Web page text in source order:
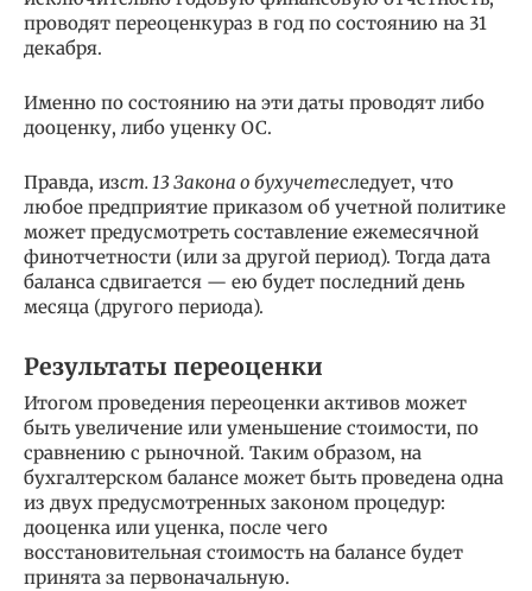
проводят переоценкураз в год по состоянию на 31
декабря.
Именно по состоянию на эти даты проводят либо
дооценку, либо уценку ОС.
Правда, изст. 13 Закона о бухучетеследует, что
любое предприятие приказом об учетной политике
может предусмотреть составление ежемесячной
финотчетности (или за другой период). Тогда дата
баланса сдвигается — ею будет последний день
месяца (другого периода).
Результаты переоценки
Итогом проведения переоценки активов может
быть увеличение или уменьшение стоимости, по
сравнению с рыночной. Таким образом, на
бухгалтерском балансе может быть проведена одна
из двух предусмотренных законом процедур:
дооценка или уценка, после чего
восстановительная стоимость на балансе будет
принята за первоначальную.